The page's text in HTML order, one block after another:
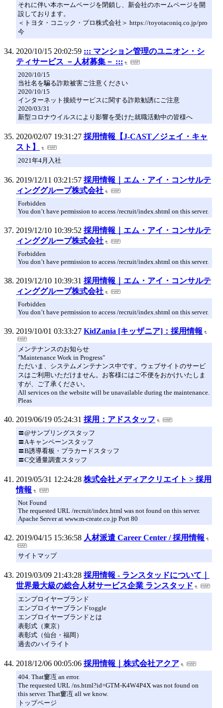
それに伴い本ホームページを閉鎖し、新会社のホームページを開
設しております。
＜トヨタ・コニック・プロ株式会社＞ https://toyotaconiq.co.jp/pro
今
2020/10/15 20:02:59 ::: マンション管理のユニオン・シ
ティサービス －人材募集－ :::
2020/10/15
当社名を騙る詐欺被害ご注意ください
2020/10/15
インターネット接続サービスに関する詐欺勧誘にご注意
2020/03/31
新型コロナウイルスにより影響を受けた就職活動中の皆様へ
2020/02/07 19:31:27 採用情報【J-CAST／ジェイ・キャ
スト】
2021年4月入社
2019/12/11 03:21:57 採用情報｜エム・アイ・コンサルテ
ィンググループ株式会社
Forbidden
You don’t have permission to access /recruit/index.shtml on this server.
2019/12/10 10:39:52 採用情報｜エム・アイ・コンサルテ
ィンググループ株式会社
Forbidden
You don’t have permission to access /recruit/index.shtml on this server.
2019/12/10 10:39:31 採用情報｜エム・アイ・コンサルテ
ィンググループ株式会社
Forbidden
You don’t have permission to access /recruit/index.shtml on this server.
2019/10/01 03:33:27 KidZania [キッザニア]：採用情報
メンテナンスのお知らせ
"Maintenance Work in Progress"
ただいま、システムメンテナンス中です。ウェブサイトのサービ
スはご利用いただけません。お客様にはご不便をおかけいたしま
すが、ご了承ください。
All services on the website will be unavailable during the maintenance.
Pleas
2019/06/19 05:24:31 採用：アドスタッフ
〓@サンプリングスタッフ
〓Aキャンペーンスタッフ
〓B誘導看板・プラカードスタッフ
〓C交通量調査スタッフ
2019/05/31 12:24:28 株式会社メディアクリエイト > 採用
情報
Not Found
The requested URL /recruit/index.html was not found on this server.
Apache Server at www.m-create.co.jp Port 80
2019/04/15 15:36:58 人材派遣 Career Center / 採用情報
サイトマップ
2019/03/09 21:43:28 採用情報 - ランスタッドについて｜
世界最大級の総合人材サービス企業 ランスタッド
エンプロイヤーブランド
エンプロイヤーブランドtoggle
エンプロイヤーブランドとは
表彰式（東京）
表彰式（仙台・福岡）
過去のハイライト
2018/12/06 00:05:06 採用情報｜株式会社アクア
404. That窶冱 an error.
The requested URL /ns.html?id=GTM-K4W4P4X was not found on
this server. That窶冱 all we know.
トップページ